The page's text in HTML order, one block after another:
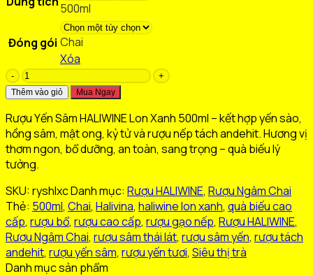
550.000 ₫.
440.000 ₫.
500ml
Đóng gói Chai
Xóa
Rượu
Yến
HALIWINE
Lon
Xanh
Chai
số
lượng
Thêm vào giỏ Mua Ngay
Rượu Yến Sâm HALIWINE Lon Xanh 500ml – kết hợp yến sào,
hồng sâm, mật ong, kỷ tử và rượu nếp tách andehit. Hương vị
thơm ngon, bổ dưỡng, an toàn, sang trọng – quà biếu lý
tưởng.
SKU:ryshlxcDanh mục: Rượu HALIWINE, Rượu Ngâm Chai
Thẻ: 500ml, Chai, Halivina, haliwine lon xanh, quà biếu cao
cấp, rượu bổ, rượu cao cấp, rượu gạo nếp, Rượu HALIWINE,
Rượu Ngâm Chai, rượu sâm thái lát, rượu sâm yến, rượu tách
andehit, rượu yến sâm, rượu yến tươi, Siêu thị trà
Danh mục sản phẩm